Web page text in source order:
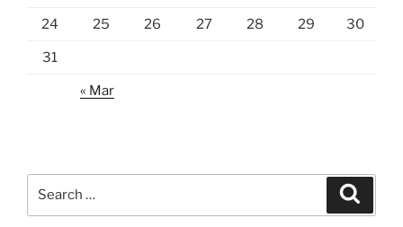
24 25 26 27 28 29 30
31
« Mar